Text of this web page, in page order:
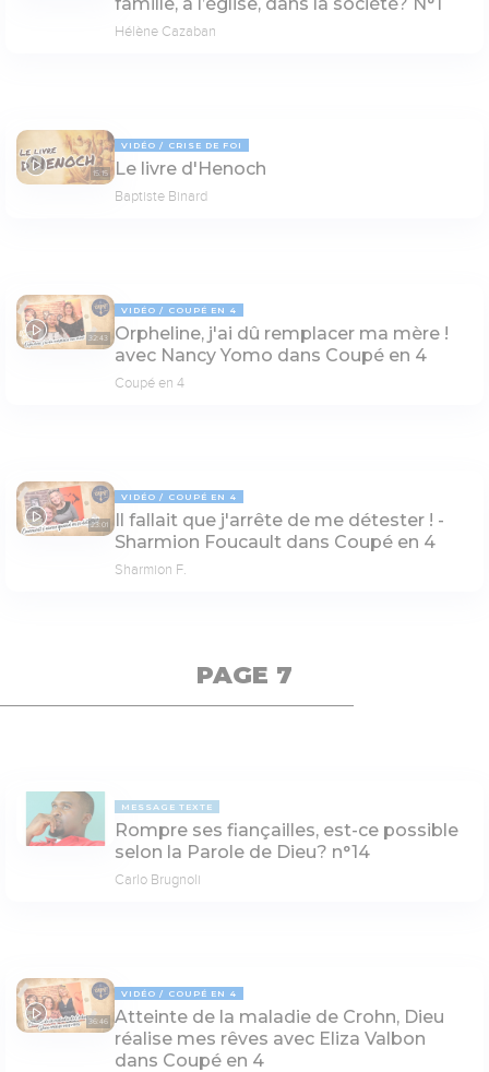
Hélène Cazaban
15:15
VIDÉO CRISE DE FOI
Le livre d'Henoch
Baptiste Binard
32:43
VIDÉO COUPÉ EN 4
Orpheline, j'ai dû remplacer ma mère !
avec Nancy Yomo dans Coupé en 4
Coupé en 4
23:01
VIDÉO COUPÉ EN 4
Il fallait que j'arrête de me détester ! -
Sharmion Foucault dans Coupé en 4
Sharmion F.
PAGE 7
MESSAGE TEXTE
Rompre ses fiançailles, est-ce possible
selon la Parole de Dieu? n°14
Carlo Brugnoli
36:46
VIDÉO COUPÉ EN 4
Atteinte de la maladie de Crohn, Dieu
réalise mes rêves avec Eliza Valbon
dans Coupé en 4